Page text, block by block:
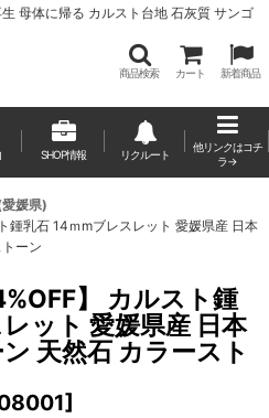
母体に帰る カルスト台地 石灰質 サンゴ
商品検索 カート 新着商品
SHOP情報 リクルート
他リンクはコチ
ラ→
媛県)
鍾乳石 14ｍmブレスレット 愛媛県産 日本
ーン
】 カルスト鍾
ット 愛媛県産 日本
天然石 カラースト
]